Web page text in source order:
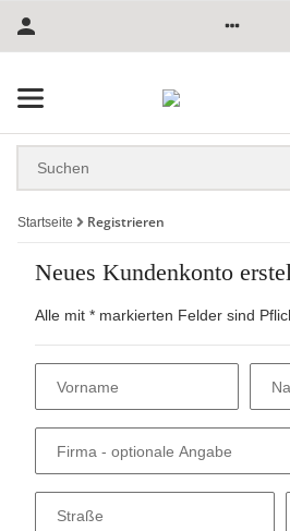
Startseite Registrieren
Neues Kundenkonto
Alle mit * markierten Felder sind
Vorname
Firma - optionale Angabe
Straße